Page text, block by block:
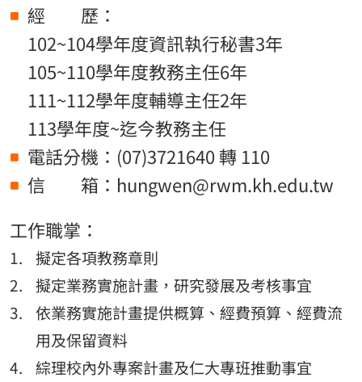
經 歷：
102~104學年度資訊執行秘書3年
105~110學年度教務主任6年
111~112學年度輔導主任2年
113學年度~迄今教務主任
電話分機：(07)3721640 轉 110
信 箱：hungwen@rwm.kh.edu.tw
工作職掌：
擬定各項教務章則
擬定業務實施計畫，研究發展及考核事宜
依業務實施計畫提供概算、經費預算、經費流
用及保留資料
綜理校內外專案計畫及仁大專班推動事宜